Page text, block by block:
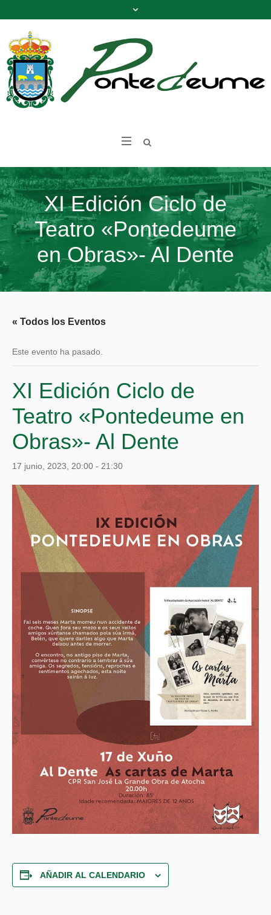
XI Edición Ciclo de
Teatro «Pontedeume
en Obras»- Al Dente
« Todos los Eventos
Este evento ha pasado.
XI Edición Ciclo de
Teatro «Pontedeume en
Obras»- Al Dente
17 junio, 2023, 20:00 - 21:30
AÑADIR AL CALENDARIO